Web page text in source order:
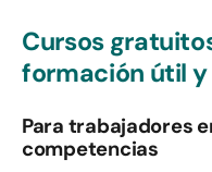
Cursos
formación útil
Para trabajadores
competencias